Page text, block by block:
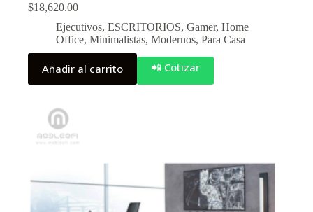
$18,620.00
Ejecutivos, ESCRITORIOS, Gamer, Home
Office, Minimalistas, Modernos, Para Casa
Añadir al carrito 📲 Cotizar